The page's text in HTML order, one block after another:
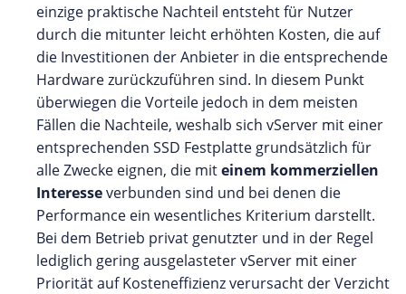
einzige praktische Nachteil entsteht für Nutzer
durch die mitunter leicht erhöhten Kosten, die auf
die Investitionen der Anbieter in die entsprechende
Hardware zurückzuführen sind. In diesem Punkt
überwiegen die Vorteile jedoch in dem meisten
Fällen die Nachteile, weshalb sich vServer mit einer
entsprechenden SSD Festplatte grundsätzlich für
alle Zwecke eignen, die miteinem kommerziellen
Interesseverbunden sind und bei denen die
Performance ein wesentliches Kriterium darstellt.
Bei dem Betrieb privat genutzter und in der Regel
lediglich gering ausgelasteter vServer mit einer
Priorität auf Kosteneffizienz verursacht der Verzicht